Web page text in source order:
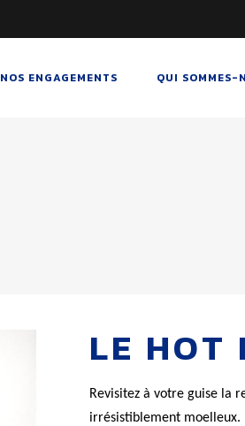
NOS ENGAGEMENTS QUI SOMMES-
LE HOT
Revisitez à votre guise la
irrésistiblement moelleux.